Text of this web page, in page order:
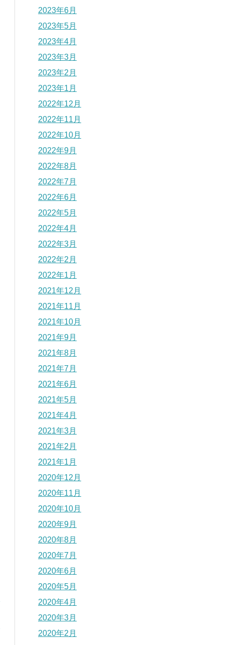
2023年6月
2023年5月
2023年4月
2023年3月
2023年2月
2023年1月
2022年12月
2022年11月
2022年10月
2022年9月
2022年8月
2022年7月
2022年6月
2022年5月
2022年4月
2022年3月
2022年2月
2022年1月
2021年12月
2021年11月
2021年10月
2021年9月
2021年8月
2021年7月
2021年6月
2021年5月
2021年4月
2021年3月
2021年2月
2021年1月
2020年12月
2020年11月
2020年10月
2020年9月
2020年8月
2020年7月
2020年6月
2020年5月
2020年4月
2020年3月
2020年2月